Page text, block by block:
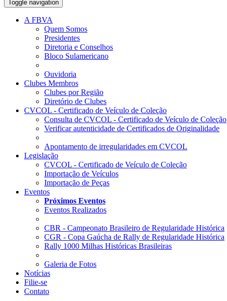
Toggle navigation
A FBVA
Quem Somos
Presidentes
Diretoria e Conselhos
Bloco Sulamericano
Ouvidoria
Clubes Membros
Clubes por Região
Diretório de Clubes
CVCOL - Certificado de Veículo de Coleção
Consulta de CVCOL - Certificado de Veículo de Coleção
Verificar autenticidade de Certificados de Originalidade
Apontamento de irregularidades em CVCOL
Legislação
CVCOL - Certificado de Veículo de Coleção
Importação de Veículos
Importação de Peças
Eventos
Próximos Eventos
Eventos Realizados
CBR - Campeonato Brasileiro de Regularidade Histórica
CGR - Copa Gaúcha de Rally de Regularidade Histórica
Rally 1000 Milhas Históricas Brasileiras
Galeria de Fotos
Notícias
Filie-se
Contato